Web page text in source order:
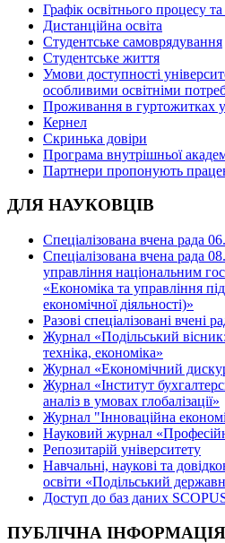
Графік освітнього процесу
Дистанційна освіта
Студентське самоврядування
Студентське життя
Умови доступності
особливими освітніми
Проживання в гуртожитках
Кернел
Скринька довіри
Програма внутрішньої
Партнери пропонують
ДЛЯ НАУКОВЦІВ
Спеціалізована вчена рада
Спеціалізована вчена рада
управління національним
«Економіка та управління
економічної діяльності)»
Разові спеціалізовані вчені
Журнал «Подільський
техніка, економіка»
Журнал «Економічний
Журнал «Інститут
аналіз в умовах глобалізації»
Журнал "Інноваційна
Науковий журнал
Репозитарій університету
Навчальні, наукові та
освіти «Подільський
Доступ до баз даних
ПУБЛІЧНА ІНФОРМАЦІЯ